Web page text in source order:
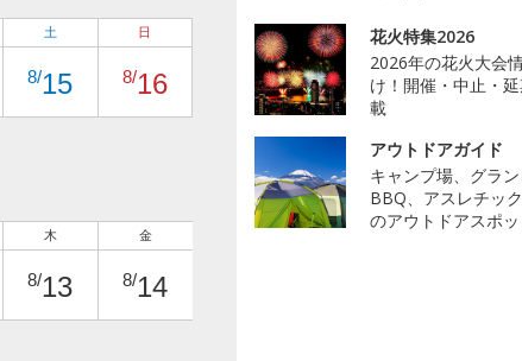
土
8/15
日
8/16
木
8/13
金
8/14
花火特集2026
2026年の花火大会
け！開催・中止・
載
アウトドアガイド
キャンプ場、グラ
BBQ、アスレチッ
のアウトドアスポ